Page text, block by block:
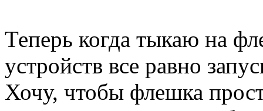
Теперь когда тыкаю на
устройств все равно
Хочу, чтобы флешка